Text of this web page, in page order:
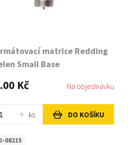
matrice Redding
Small Base
Kč Na objednávku
ks DO KOŠÍKU
08215